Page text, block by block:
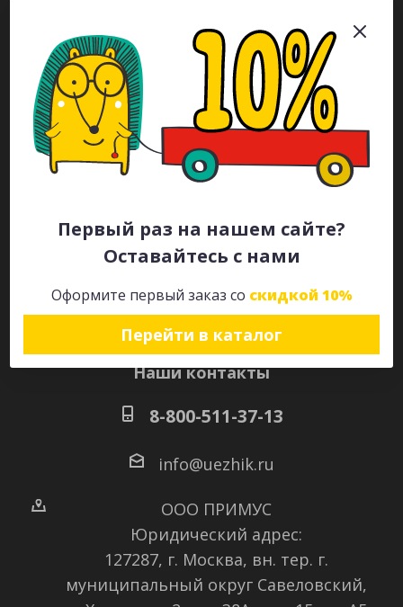
Первый раз на нашем сайте?
Оставайтесь с нами
Оформите первый заказ со скидкой 10%
Перейти в каталог
Гарантия на товар
Раскраски
Рекламодателям
Каталог
Будьте всегда в курсе!
Наши контакты
8-800-511-37-13
info@uezhik.ru
ООО ПРИМУС
Юридический адрес:
127287, г. Москва, вн. тер. г.
муниципальный округ Савеловский,